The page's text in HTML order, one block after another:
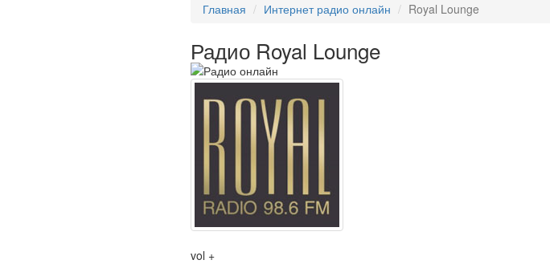
Главная
Интернет радио онлайн Royal Lounge
Радио Royal Lounge
vol +